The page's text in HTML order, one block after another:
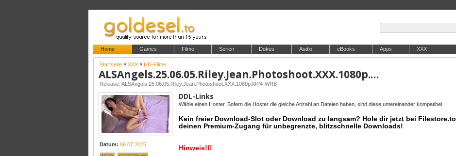
Home Games Filme Serien Dokus Audio eBooks Apps XXX
Startseite » XXX » HD-Filme
ALSAngels.25.06.05.Riley.Jean.Photoshoot.XXX.1080p.MP4-WRB
Release: ALSAngels.25.06.05.Riley.Jean.Photoshoot.XXX.1080p.MP4-WRB
Datum: 06.07.2025
DDL-Links
Wähle einen Hoster. Sofern die Hoster die gleiche Anzahl an Dateien haben, sind diese untereinander kompatibel.
Kein freier Download-Slot oder Download zu langsam? Hole dir jetzt bei Filestore.to
deinen Premium-Zugang für unbegrenzte, blitzschnelle Downloads!
Hinweis!!!